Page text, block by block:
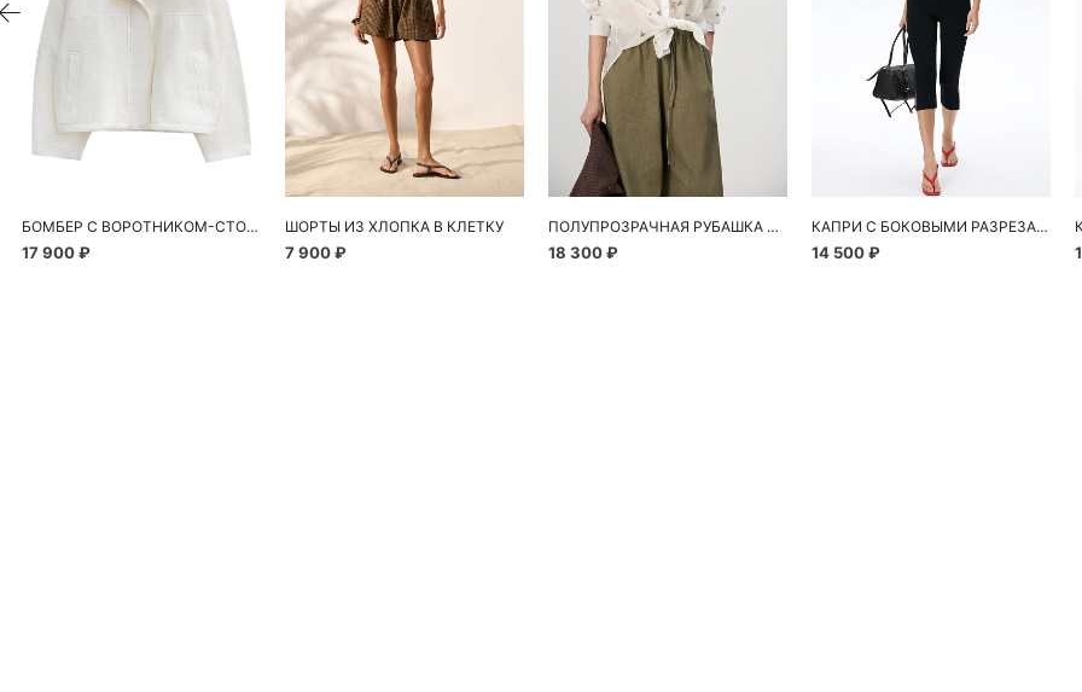
БОМБЕР С ВОРОТНИКОМ-СТОЙКОЙ
17 900 ₽
ШОРТЫ ИЗ ХЛОПКА В КЛЕТКУ
7 900 ₽
ПОЛУПРОЗРАЧНАЯ РУБАШКА С РОМАШКАМИ
18 300 ₽
КАПРИ С БОКОВЫМИ РАЗРЕЗАМИ
14 500 ₽